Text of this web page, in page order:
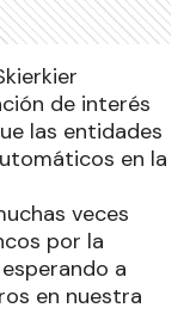
de interés
las entidades
en la
veces
por la
a
en nuestra